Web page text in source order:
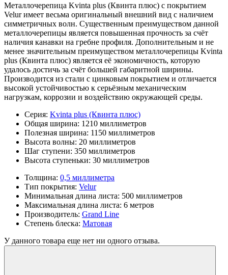
Металлочерепица Kvinta plus (Квинта плюс) с покрытием
Velur имеет весьма оригинальный внешний вид с наличием
симметричных волн. Существенным преимуществом данной
металлочерепицы является повышенная прочность за счёт
наличия канавки на гребне профиля. Дополнительным и не
менее значительным преимуществом металлочерепицы Kvinta
plus (Квинта плюс) является её экономичность, которую
удалось достичь за счёт большей габаритной ширины.
Производится из стали с цинковым покрытием и отличается
высокой устойчивостью к серьёзным механическим
нагрузкам, коррозии и воздействию окружающей среды.
Серия: Kvinta plus (Квинта плюс)
Общая ширина: 1210 миллиметров
Полезная ширина: 1150 миллиметров
Высота волны: 20 миллиметров
Шаг ступени: 350 миллиметров
Высота ступеньки: 30 миллиметров
Толщина: 0,5 миллиметра
Тип покрытия: Velur
Минимальная длина листа: 500 миллиметров
Максимальная длина листа: 6 метров
Производитель: Grand Line
Степень блеска: Матовая
У данного товара еще нет ни одного отзыва.